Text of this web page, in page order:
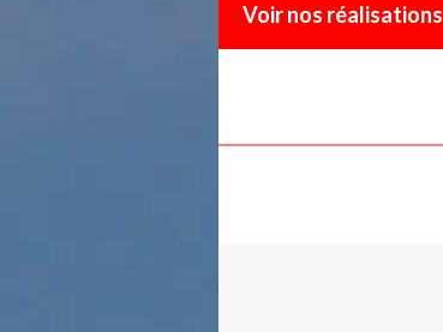
Voir nos réalisations